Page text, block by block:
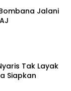
Bombana Jalani
Tak Layak
Siapkan